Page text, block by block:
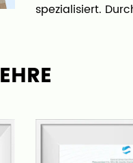
spezialisiert.
macht die
und
EHRE